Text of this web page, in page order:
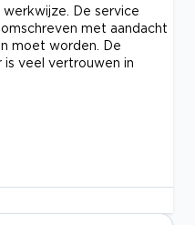
De service
met aandacht
moet worden. De
is veel vertrouwen in